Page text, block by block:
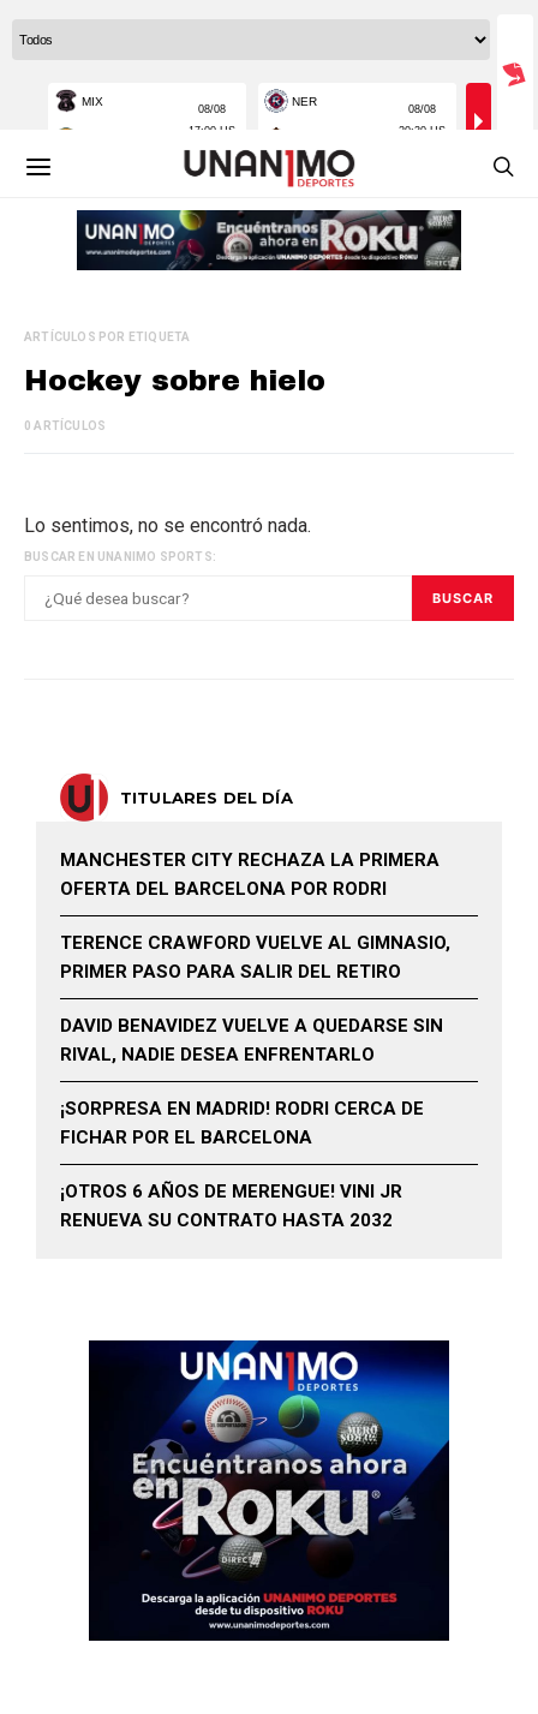
ARTÍCULOS POR ETIQUETA
Hockey sobre hielo
0 ARTÍCULOS
Lo sentimos, no se encontró nada.
BUSCAR EN UNANIMO SPORTS:
BUSCAR
TITULARES DEL DÍA
MANCHESTER CITY RECHAZA LA PRIMERA
OFERTA DEL BARCELONA POR RODRI
TERENCE CRAWFORD VUELVE AL GIMNASIO,
PRIMER PASO PARA SALIR DEL RETIRO
DAVID BENAVIDEZ VUELVE A QUEDARSE SIN
RIVAL, NADIE DESEA ENFRENTARLO
¡SORPRESA EN MADRID! RODRI CERCA DE
FICHAR POR EL BARCELONA
¡OTROS 6 AÑOS DE MERENGUE! VINI JR
RENUEVA SU CONTRATO HASTA 2032